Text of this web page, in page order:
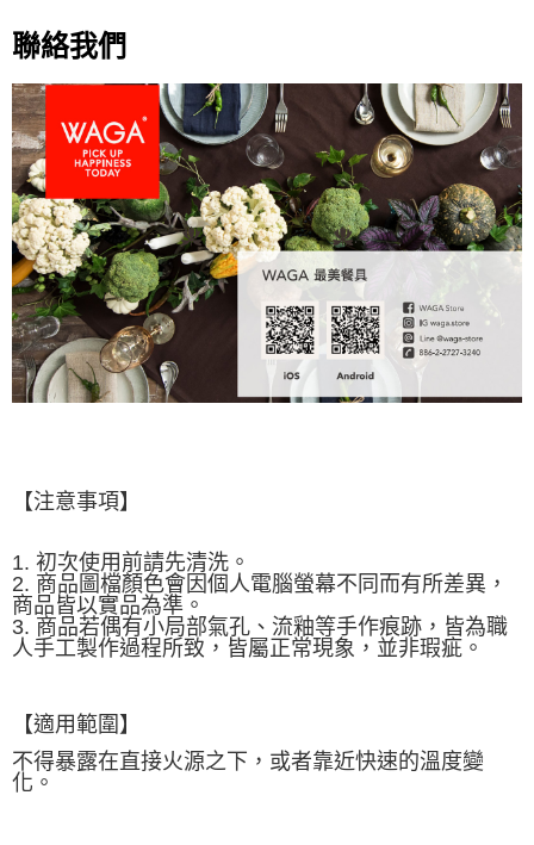
聯絡我們
【注意事項】
1. 初次使用前請先清洗。
2. 商品圖檔顏色會因個人電腦螢幕不同而有所差異，
商品皆以實品為準。
3. 商品若偶有小局部氣孔、流釉等手作痕跡，皆為職
人手工製作過程所致，皆屬正常現象，並非瑕疵。
【適用範圍】
不得暴露在直接火源之下，或者靠近快速的溫度變
化。